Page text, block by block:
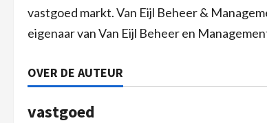
vastgoed markt. Van Eijl Beheer &
eigenaar van Van Eijl Beheer en
OVER DE AUTEUR
vastgoed